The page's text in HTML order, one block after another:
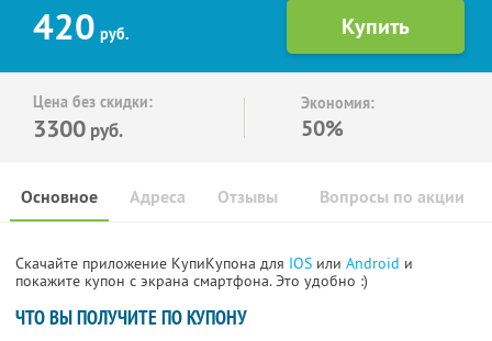
420 руб.
Цена без скидки:
3300 руб.
Экономия:
50%
Основное Отзывы Вопросы по акции
Адреса
Скачайте приложение КупиКупона для IOS или Android и
покажите купон с экрана смартфона. Это удобно :)
ЧТО ВЫ ПОЛУЧИТЕ ПО КУПОНУ